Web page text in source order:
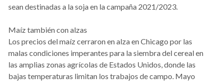
sean destinadas a la soja en la campaña 2021/2023.
Maíz también con alzas
Los precios del maíz cerraron en alza en Chicago por las
malas condiciones imperantes para la siembra del cereal en
las amplias zonas agrícolas de Estados Unidos, donde las
bajas temperaturas limitan los trabajos de campo. Mayo